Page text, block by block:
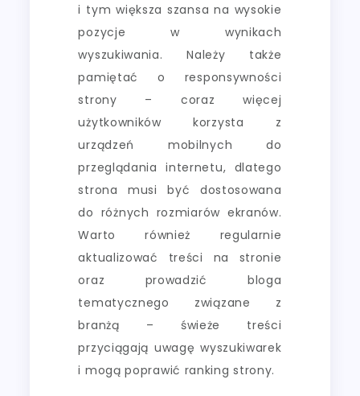
i tym większa szansa na wysokie
pozycje w wynikach
wyszukiwania. Należy także
pamiętać o responsywności
strony – coraz więcej
użytkowników korzysta z
urządzeń mobilnych do
przeglądania internetu, dlatego
strona musi być dostosowana
do różnych rozmiarów ekranów.
Warto również regularnie
aktualizować treści na stronie
oraz prowadzić bloga
tematycznego związane z
branżą – świeże treści
przyciągają uwagę wyszukiwarek
i mogą poprawić ranking strony.